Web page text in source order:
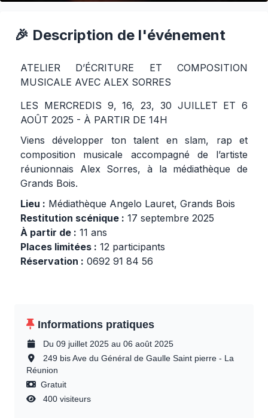
🎉 Description de l'événement
ATELIER D’ÉCRITURE ET COMPOSITION
MUSICALE AVEC ALEX SORRES
LES MERCREDIS 9, 16, 23, 30 JUILLET ET 6
AOÛT 2025 - À PARTIR DE 14H
Viens développer ton talent en slam, rap et
composition musicale accompagné de l’artiste
réunionnais Alex Sorres, à la médiathèque de
Grands Bois.
Lieu : Médiathèque Angelo Lauret, Grands Bois
Restitution scénique : 17 septembre 2025
À partir de : 11 ans
Places limitées : 12 participants
Réservation : 0692 91 84 56
Informations pratiques
Du 09 juillet 2025 au 06 août 2025
249 bis Ave du Général de Gaulle Saint pierre - La
Réunion
Gratuit
400 visiteurs